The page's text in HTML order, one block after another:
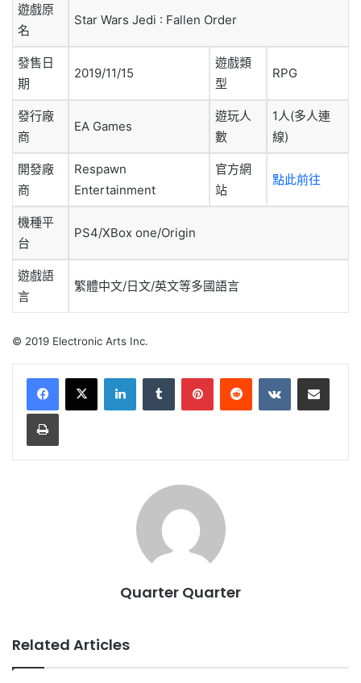
遊戲原
名
Star Wars Jedi : Fallen Order
發售日
期
2019/11/15
遊戲類
型
RPG
發行廠
商
EA Games
遊玩人
數
1人(多人連
線)
開發廠
商
Respawn
Entertainment
官方網
站
點此前往
機種平
台
PS4/XBox one/Origin
遊戲語
言
繁體中文/日文/英文等多國語言
© 2019 Electronic Arts Inc.
LinkedInTumblr PinterestReddit VKontakteShare via Email
Print
Quarter Quarter
Related Articles